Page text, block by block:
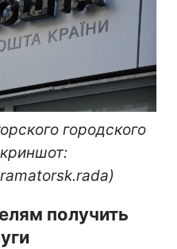
городского
получить